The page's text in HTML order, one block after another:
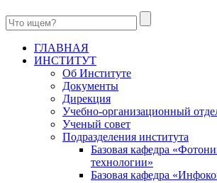
ГЛАВНАЯ
ИНСТИТУТ
Об Институте
Документы
Дирекция
Учебно-организационный
Ученый совет
Подразделения института
Базовая кафедра
технологии»
Базовая кафедра